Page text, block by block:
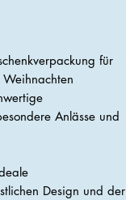
für
Anlässe und
Design und der